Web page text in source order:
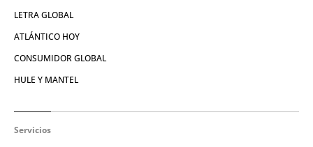
LETRA GLOBAL
ATLÁNTICO HOY
CONSUMIDOR GLOBAL
HULE Y MANTEL
Servicios